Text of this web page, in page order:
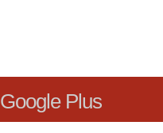
Google Plus